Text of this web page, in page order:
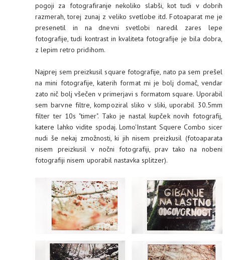
pogoji za fotografiranje nekoliko slabši, kot tudi v dobrih
razmerah, torej zunaj z veliko svetlobe itd. Fotoaparat me je
presenetil in na dnevni svetlobi naredil zares lepe
fotografije, tudi kontrast in kvaliteta fotografije je bila dobra,
z lepim retro pridihom.
Najprej sem preizkusil square fotografije, nato pa sem prešel
na mini fotografije, katerih format mi je bolj domač, vendar
zato nič bolj všečen v primerjavi s formatom square. Uporabil
sem barvne filtre, kompoziral sliko v sliki, uporabil 30.5mm
filter ter 10s "timer". Tako je nastal kupček novih fotografij,
katere lahko vidite spodaj. Lomo'Instant Squere Combo sicer
nudi še nekaj zmožnosti, ki jih nisem preizkusil (fotoaparata
nisem preizkusil v nočni fotografiji, prav tako na nobeni
fotografiji nisem uporabil nastavka splitzer).